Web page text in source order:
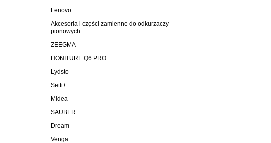
Lenovo
Akcesoria i części zamienne do odkurzaczy
pionowych
ZEEGMA
HONITURE Q6 PRO
Lydsto
Setti+
Midea
SAUBER
Dream
Venga